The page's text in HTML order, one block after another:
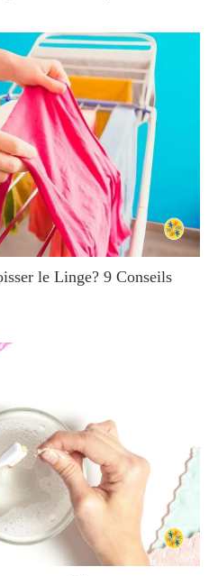
le Linge? 9 Conseils